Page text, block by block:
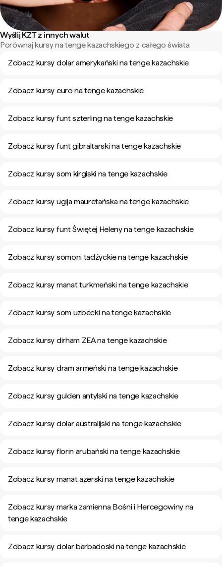
Wyślij KZT z innych walut
Porównaj kursy na tenge kazachskiego z całego świata.
Zobacz kursy dolar amerykański na tenge kazachskie
Zobacz kursy euro na tenge kazachskie
Zobacz kursy funt szterling na tenge kazachskie
Zobacz kursy funt gibraltarski na tenge kazachskie
Zobacz kursy som kirgiski na tenge kazachskie
Zobacz kursy ugija mauretańska na tenge kazachskie
Zobacz kursy funt Świętej Heleny na tenge kazachskie
Zobacz kursy somoni tadżyckie na tenge kazachskie
Zobacz kursy manat turkmeński na tenge kazachskie
Zobacz kursy som uzbecki na tenge kazachskie
Zobacz kursy dirham ZEA na tenge kazachskie
Zobacz kursy dram armeński na tenge kazachskie
Zobacz kursy gulden antylski na tenge kazachskie
Zobacz kursy dolar australijski na tenge kazachskie
Zobacz kursy florin arubański na tenge kazachskie
Zobacz kursy manat azerski na tenge kazachskie
Zobacz kursy marka zamienna Bośni i Hercegowiny na
tenge kazachskie
Zobacz kursy dolar barbadoski na tenge kazachskie